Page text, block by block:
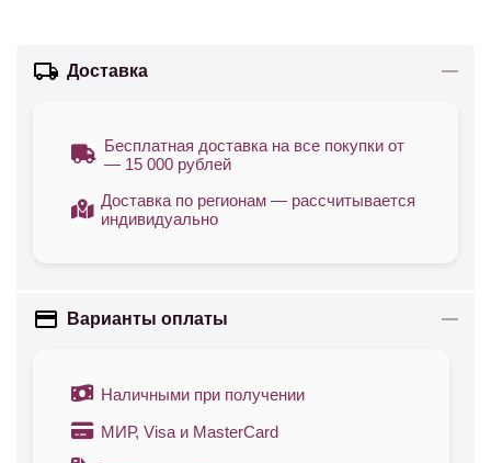
Доставка
Бесплатная доставка на все покупки от
— 15 000 рублей
Доставка по регионам — рассчитывается
индивидуально
Варианты оплаты
Наличными при получении
МИР, Visa и MasterCard